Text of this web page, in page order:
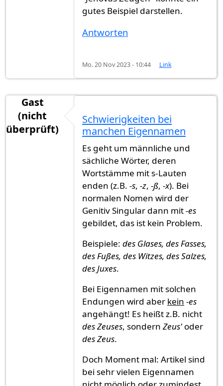
gutes Beispiel darstellen.
Antworten
Mo. 20 Nov 2023 - 10:44 Link
Gast
(nicht
überprüft)
Schwierigkeiten bei
manchen Eigennamen
Es geht um männliche und
sächliche Wörter, deren
Wortstämme mit s-Lauten
enden (z.B. -s, -z, -ß, -x). Bei
normalen Nomen wird der
Genitiv Singular dann mit-es
gebildet, das ist kein Problem.
Beispiele: des Glases, des Fasses,
des Fußes, des Witzes, des Salzes,
des Juxes.
Bei Eigennamen mit solchen
Endungen wird aber kein -es
angehängt! Es heißt z.B. nicht
des Zeuses, sondern Zeus' oder
des Zeus.
Doch Moment mal: Artikel sind
bei sehr vielen Eigennamen